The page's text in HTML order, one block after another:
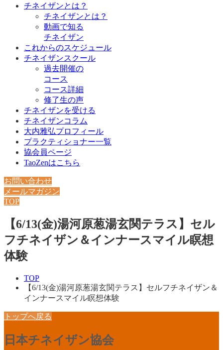
チネイザンとは？
チネイザンとは？
動画で知る
チネイザン
これからのスケジュール
チネイザンスクール
過去開催の
コース
コース詳細
修了生の声
チネイザンを受ける
チネイザンコラム
大内雅弘プロフィール
プラクティショナー一覧
協会員ページ
TaoZenはこちら
お問い合わせ
メールマガジン
TOP
【6/13(金)湯河原葱湯玄関テラス】セル
フチネイザン＆インナースマイル瞑想
体験
TOP
【6/13(金)湯河原葱湯玄関テラス】セルフチネイザン＆
インナースマイル瞑想体験
トップへ戻る
日本チネイザン協会